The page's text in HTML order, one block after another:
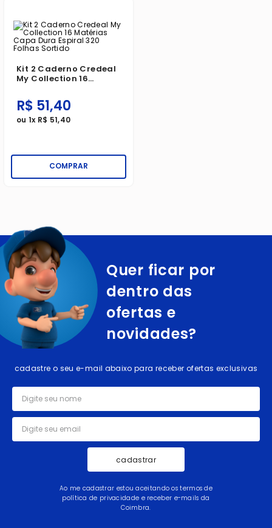
Kit 2 Caderno Credeal
My Collection 16
Espiral 320 Folhas
Sortido
R$ 51,40
ou 1x R$ 51,40
COMPRAR
Quer ficar por
dentro das
ofertas e
novidades?
cadastre o seu e-mail abaixo para receber ofertas exclusivas
cadastrar
Ao me cadastrar estou aceitando os termos de
política de privacidade e receber e-mails da
Coimbra.